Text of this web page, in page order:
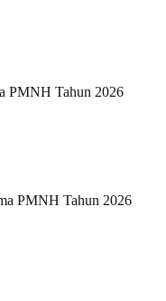
PMNH Tahun 2026
PMNH Tahun 2026​